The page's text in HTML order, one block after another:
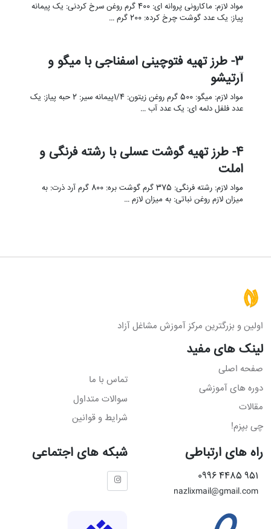
مواد لازم: ماکارونی پروانه ای: 400 گرم روغن سرخ کردنی: یک پیمانه
پیاز: یک عدد گوشت چرخ کرده: 200 گرم …
3- طرز تهیه فتوچینی اسفناجی با میگو و
آرتیشو
مواد لازم: میگو: 500 گرم روغن زیتون: 1/4پیمانه سیر: 2 حبه پیاز: یک
عدد فلفل دلمه ای: یک عدد آب …
4- طرز تهیه گوشت عسلی با رشته فرنگی و
املت
مواد لازم: رشته فرنگی: 375 گرم گوشت بره: 800 گرم آرد ذرت: به
میزان لازم روغن نباتی: به میزان لازم …
اولین و بزرگترین مرکز آموزش مشاغل آزاد
لینک های مفید
صفحه اصلی
دوره های آموزشی
مقالات
چی بپزم!
تماس با ما
سوالات متداول
شرایط و قوانین
راه های ارتباطی
951 4485 0996
nazlixmail@gmail.com
شبکه های اجتماعی